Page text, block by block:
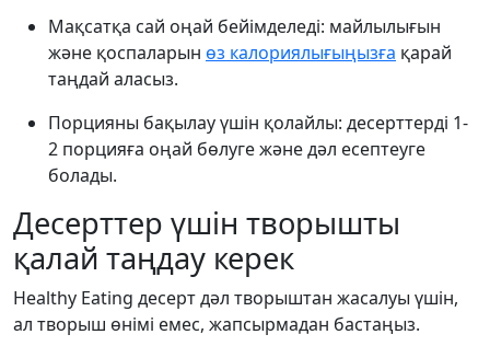
Мақсатқа сай оңай бейімделеді: майлылығын
және қоспаларын өз калориялығыңызға қарай
таңдай аласыз.
Порцияны бақылау үшін қолайлы: десерттерді 1-
2 порцияға оңай бөлуге және дәл есептеуге
болады.
Десерттер үшін творышты
қалай таңдау керек
Healthy Eating десерт дәл творыштан жасалуы үшін,
ал творыш өнімі емес, жапсырмадан бастаңыз.